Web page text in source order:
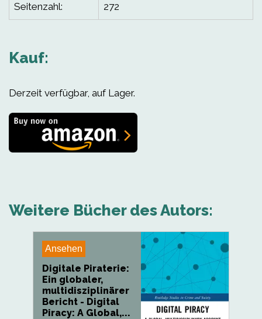
Seitenzahl: 272
Kauf:
Derzeit verfügbar, auf Lager.
Weitere Bücher des Autors:
Ansehen
Digitale Piraterie:
Ein globaler,
multidisziplinärer
Bericht - Digital
Piracy: A Global,...